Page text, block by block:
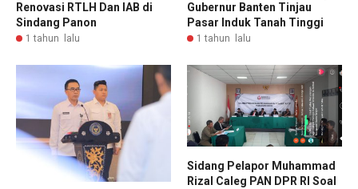
Renovasi RTLH Dan IAB di
Sindang Panon
1 tahun lalu
Gubernur Banten Tinjau
Pasar Induk Tanah Tinggi
1 tahun lalu
Sidang Pelapor Muhammad
Rizal Caleg PAN DPR RI Soal